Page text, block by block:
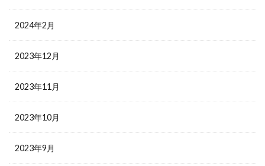
2024年2月
2023年12月
2023年11月
2023年10月
2023年9月